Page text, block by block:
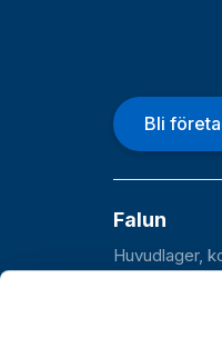
Bli
Falun
Huvudlager,